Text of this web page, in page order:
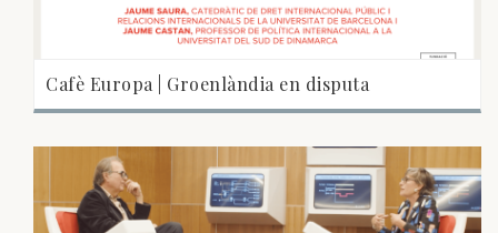
Cafè Europa | Groenlàndia en disputa